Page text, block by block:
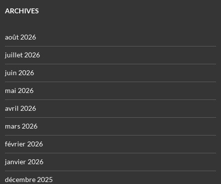
ARCHIVES
août 2026
juillet 2026
juin 2026
mai 2026
avril 2026
mars 2026
février 2026
janvier 2026
décembre 2025